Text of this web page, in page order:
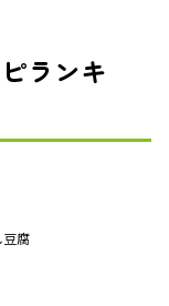
ランキ
豆腐